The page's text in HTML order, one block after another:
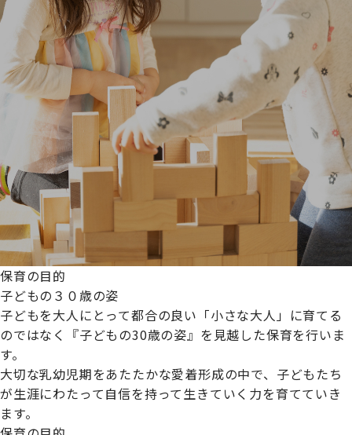
プライムスターほいくえんグループは女性が安心して働き
続けられる環境づくりに取り組んでおり、厚生労働省の
【えるぼし認定(☆☆)】
保育の目的
子どもの３０歳の姿
子どもを大人にとって都合の良い「小さな大人」に育てる
のではなく『子どもの30歳の姿』を見越した保育を行いま
す。
大切な乳幼児期をあたたかな愛着形成の中で、子どもたち
が生涯にわたって自信を持って生きていく力を育てていき
ます。